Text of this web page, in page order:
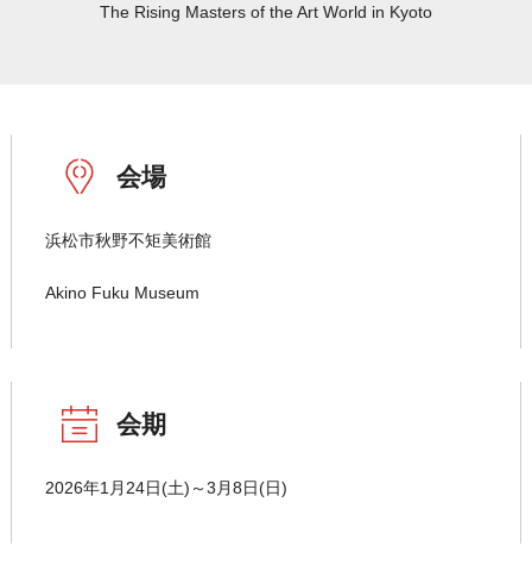
The Rising Masters of the Art World in Kyoto
会場
浜松市秋野不矩美術館
Akino Fuku Museum
会期
2026年1月24日(土)～3月8日(日)